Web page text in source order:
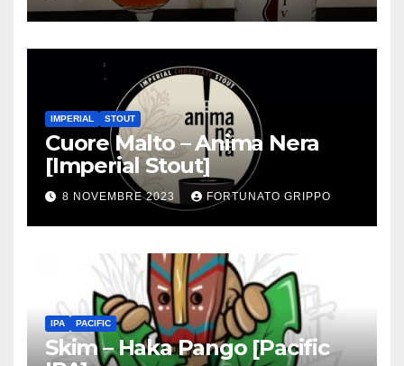
IMPERIAL STOUT
Cuore Malto – Anima Nera
[Imperial Stout]
8 NOVEMBRE 2023 FORTUNATO GRIPPO
IPA PACIFIC
Skim – Haka Pango [Pacific